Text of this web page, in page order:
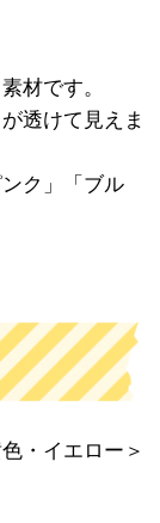
材です。
透けて見えま
ク」「ブル
・イエロー＞